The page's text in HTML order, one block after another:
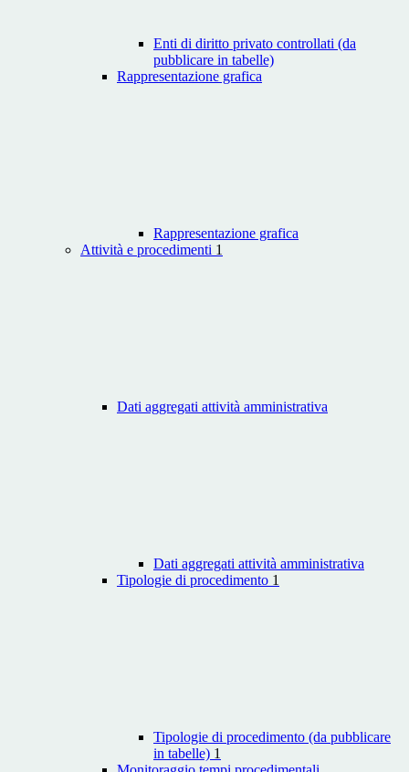
Enti di diritto privato controllati (da
pubblicare in tabelle)
Rappresentazione grafica
Rappresentazione grafica
Attività e procedimenti 1
Dati aggregati attività amministrativa
Dati aggregati attività amministrativa
Tipologie di procedimento 1
Tipologie di procedimento (da pubblicare
in tabelle) 1